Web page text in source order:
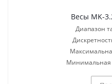
Весы MK-
Диапазон
Минимальная